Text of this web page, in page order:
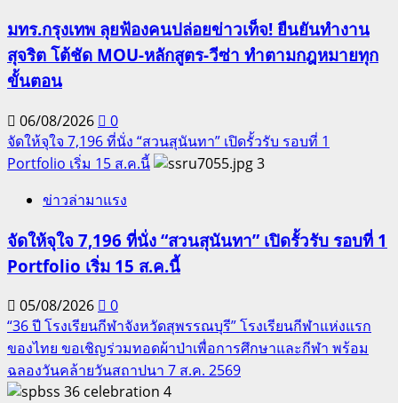
มทร.กรุงเทพ ลุยฟ้องคนปล่อยข่าวเท็จ! ยืนยันทำงาน
สุจริต โต้ชัด MOU-หลักสูตร-วีซ่า ทำตามกฎหมายทุก
ขั้นตอน
06/08/2026
0
จัดให้จุใจ 7,196 ที่นั่ง “สวนสุนันทา” เปิดรั้วรับ รอบที่ 1
Portfolio เริ่ม 15 ส.ค.นี้
3
ข่าวล่ามาแรง
จัดให้จุใจ 7,196 ที่นั่ง “สวนสุนันทา” เปิดรั้วรับ รอบที่ 1
Portfolio เริ่ม 15 ส.ค.นี้
05/08/2026
0
“36 ปี โรงเรียนกีฬาจังหวัดสุพรรณบุรี” โรงเรียนกีฬาแห่งแรก
ของไทย ขอเชิญร่วมทอดผ้าป่าเพื่อการศึกษาและกีฬา พร้อม
ฉลองวันคล้ายวันสถาปนา 7 ส.ค. 2569
4